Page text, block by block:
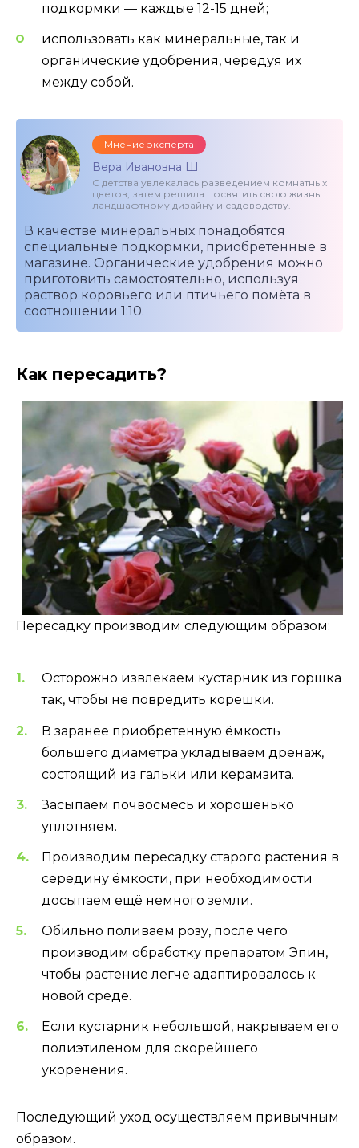
подкормки — каждые 12-15 дней;
использовать как минеральные, так и
органические удобрения, чередуя их
между собой.
Мнение эксперта
Вера Ивановна Ш
С детства увлекалась разведением комнатных
цветов, затем решила посвятить свою жизнь
ландшафтному дизайну и садоводству.
В качестве минеральных понадобятся
специальные подкормки, приобретенные в
магазине. Органические удобрения можно
приготовить самостоятельно, используя
раствор коровьего или птичьего помёта в
соотношении 1:10.
Как пересадить?
Пересадку производим следующим образом:
Осторожно извлекаем кустарник из горшка
так, чтобы не повредить корешки.
В заранее приобретенную ёмкость
большего диаметра укладываем дренаж,
состоящий из гальки или керамзита.
Засыпаем почвосмесь и хорошенько
уплотняем.
Производим пересадку старого растения в
середину ёмкости, при необходимости
досыпаем ещё немного земли.
Обильно поливаем розу, после чего
производим обработку препаратом Эпин,
чтобы растение легче адаптировалось к
новой среде.
Если кустарник небольшой, накрываем его
полиэтиленом для скорейшего
укоренения.
Последующий уход осуществляем привычным
образом.